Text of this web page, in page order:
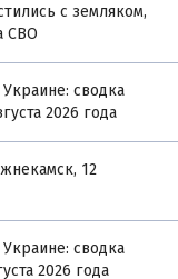
с земляком,
СВО
сводка
2026 года
12
сводка
2026 года